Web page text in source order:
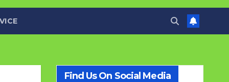
Find Us On Social Media